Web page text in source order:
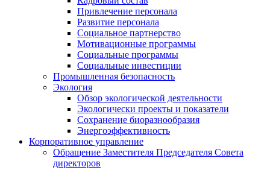
Привлечение персонала
Развитие персонала
Социальное партнерство
Мотивационные программы
Социальные программы
Социальные инвестиции
Промышленная безопасность
Экология
Обзор экологической деятельности
Экологически проекты и показатели
Сохранение биоразнообразия
Энергоэффективность
Корпоративное управление
Обращение Заместителя Председателя Совета
директоров